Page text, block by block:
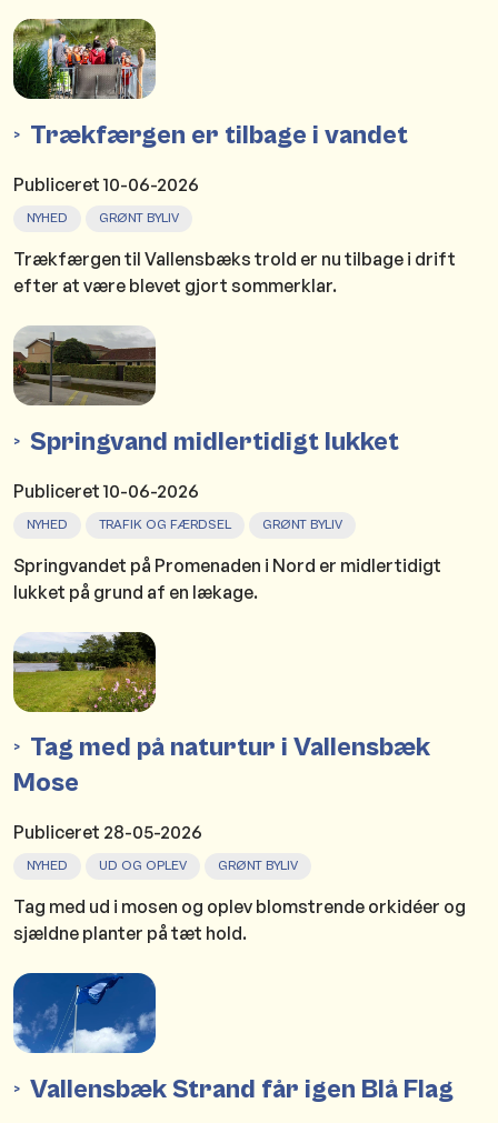
Trækfærgen er tilbage i vandet
Publiceret10-06-2026
NYHED GRØNT BYLIV
Trækfærgen til Vallensbæks trold er nu tilbage i drift
efter at være blevet gjort sommerklar.
Springvand midlertidigt lukket
Publiceret10-06-2026
NYHED TRAFIK OG FÆRDSEL GRØNT BYLIV
Springvandet på Promenaden i Nord er midlertidigt
lukket på grund af en lækage.
Tag med på naturtur i Vallensbæk
Mose
Publiceret 28-05-2026
NYHED UD OG OPLEV GRØNT BYLIV
Tag med ud i mosen og oplev blomstrende orkidéer og
sjældne planter på tæt hold.
Vallensbæk Strand får igen Blå Flag